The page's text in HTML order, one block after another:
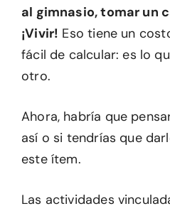
al gimnasio, tomar un
¡Vivir! Eso tiene un
fácil de calcular: es lo
otro.
Ahora, habría que
así o si tendrías que
este ítem.
Las actividades